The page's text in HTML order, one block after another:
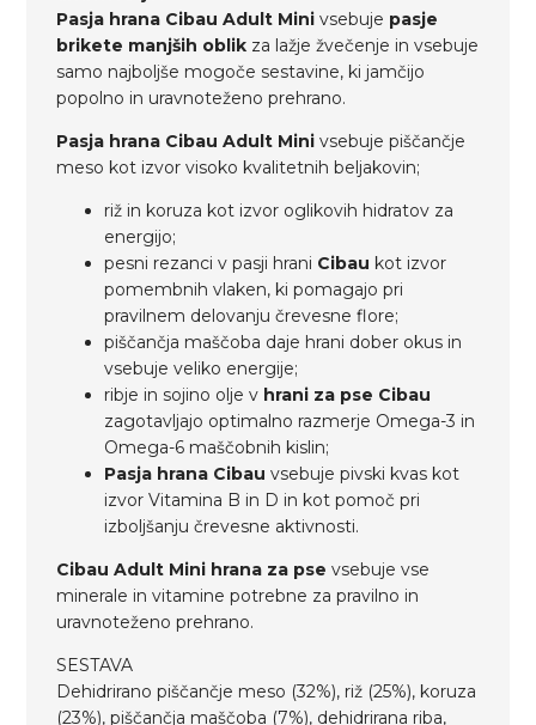
Pasja hrana Cibau Adult Minivsebuje pasje
brikete manjših oblik za lažje žvečenje in vsebuje
samo najboljše mogoče sestavine, ki jamčijo
popolno in uravnoteženo prehrano.
Pasja hrana Cibau Adult Mini vsebuje piščančje
meso kot izvor visoko kvalitetnih beljakovin;
riž in koruza kot izvor oglikovih hidratov za
energijo;
pesni rezanci v pasji hrani Cibau kot izvor
pomembnih vlaken, ki pomagajo pri
pravilnem delovanju črevesne flore;
piščančja maščoba daje hrani dober okus in
vsebuje veliko energije;
ribje in sojino olje v hrani za pse Cibau
zagotavljajo optimalno razmerje Omega-3 in
Omega-6 maščobnih kislin;
Pasja hrana Cibau vsebuje pivski kvas kot
izvor Vitamina B in D in kot pomoč pri
izboljšanju črevesne aktivnosti.
Cibau Adult Mini hrana za psevsebuje vse
minerale in vitamine potrebne za pravilno in
uravnoteženo prehrano.
SESTAVA
Dehidrirano piščančje meso (32%), riž (25%), koruza
(23%), piščančja maščoba (7%), dehidrirana riba,